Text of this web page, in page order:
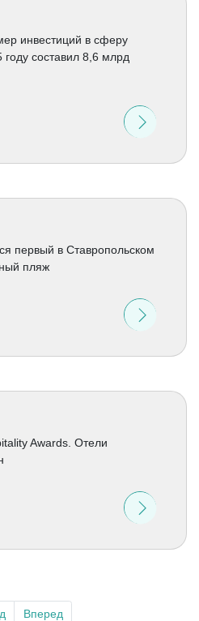
инвестиций в сферу
году составил 8,6 млрд
первый в Ставропольском
пляж
Awards. Отели
Вперед